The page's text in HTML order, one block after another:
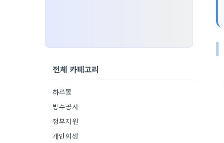
전체 카테고리
하루몰
방수공사
정부지원
개인회생